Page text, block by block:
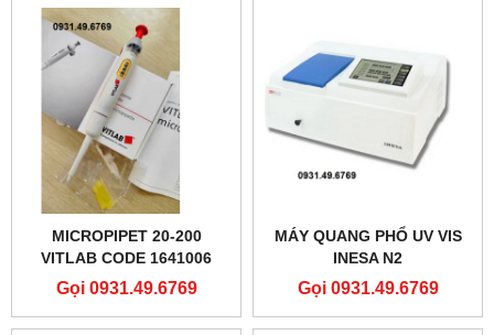
MICROPIPET 20-200
VITLAB CODE 1641006
Gọi 0931.49.6769
MÁY QUANG PHỔ UV VIS
INESA N2
Gọi 0931.49.6769